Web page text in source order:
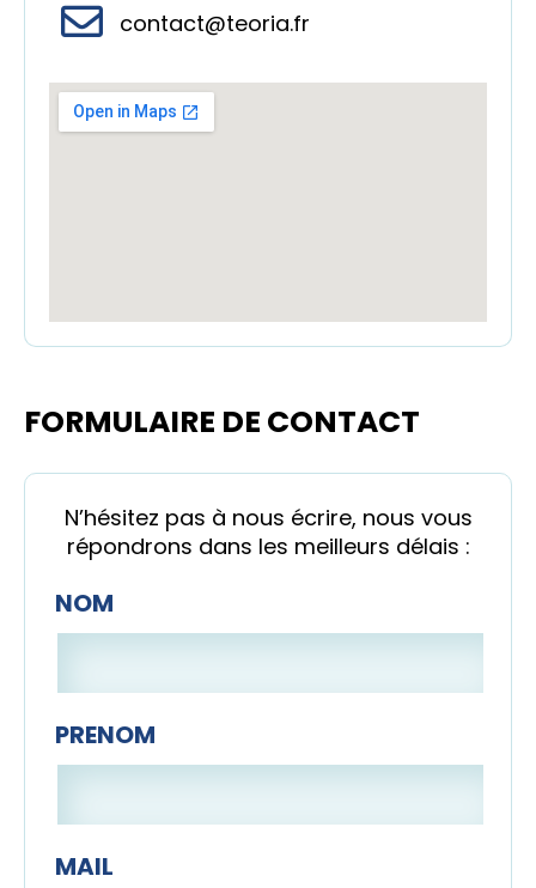
contact@teoria.fr
FORMULAIRE DE CONTACT
N’hésitez pas à nous écrire, nous vous
répondrons dans les meilleurs délais :
NOM
PRENOM
MAIL